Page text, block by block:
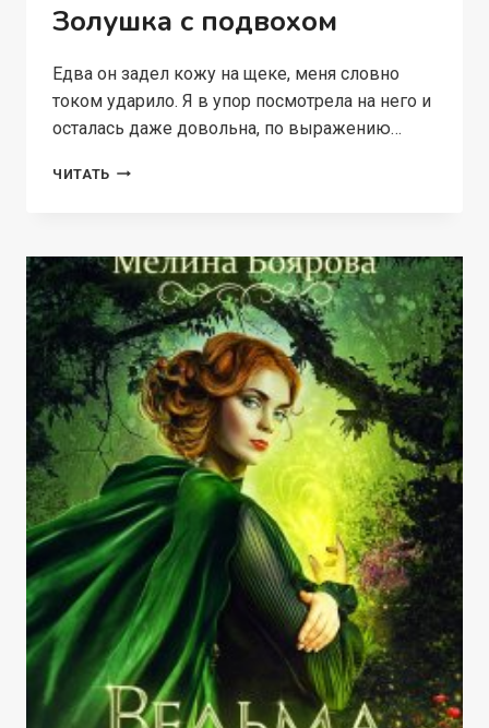
Золушка с подвохом
Едва он задел кожу на щеке, меня словно
током ударило. Я в упор посмотрела на него и
осталась даже довольна, по выражению…
ЧИТАТЬ ЗОЛУШКА